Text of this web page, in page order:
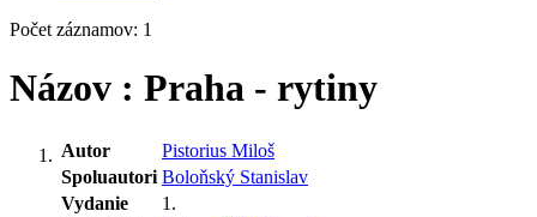
Počet záznamov: 1
Názov : Praha - rytiny
Autor
Pistorius Miloš
Spoluautori Boloňský Stanislav
Vydanie
1.